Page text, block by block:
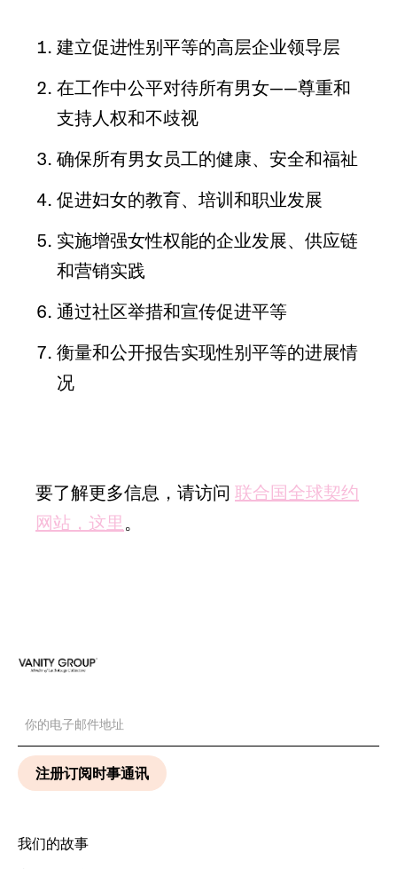
建立促进性别平等的高层企业领导层
在工作中公平对待所有男女——尊重和
支持人权和不歧视
确保所有男女员工的健康、安全和福祉
促进妇女的教育、培训和职业发展
实施增强女性权能的企业发展、供应链
和营销实践
通过社区举措和宣传促进平等
衡量和公开报告实现性别平等的进展情
况
要了解更多信息，请访问 联合国全球契约
网站，这里 。
我们的故事